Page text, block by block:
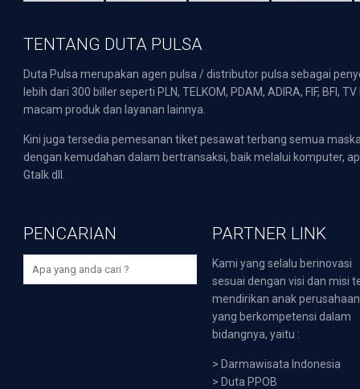
TENTANG DUTA PULSA
Duta Pulsa merupakan agen pulsa / distributor pulsa sebagai
lebih dari 300 biller seperti PLN, TELKOM, PDAM, ADIRA, FIF,
macam produk dan layanan lainnya.
Kini juga tersedia pemesanan tiket pesawat terbang semua
dengan kemudahan dalam bertransaksi, baik melalui komputer,
Gtalk dll.
PENCARIAN PARTNER LINK
Kami yang selalu berinovasi
sesuai dengan visi dan misi
mendirikan anak perusahaan
yang berkompetensi dalam
bidangnya, yaitu :
> Darmawisata Indonesia
> Duta PPOB